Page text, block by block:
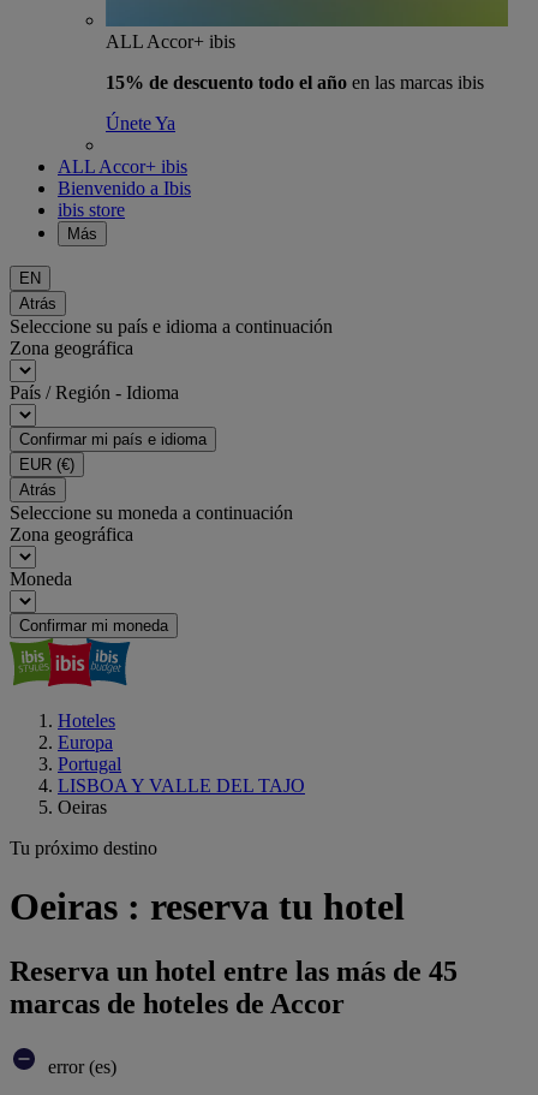
ALL Accor+ ibis
15% de descuento todo el año en las marcas ibis
Únete Ya
ALL Accor+ ibis
Bienvenido a Ibis
ibis store
Más
EN
Atrás
Seleccione su país e idioma a continuación
Zona geográfica
País / Región - Idioma
Confirmar mi país e idioma
EUR (€)
Atrás
Seleccione su moneda a continuación
Zona geográfica
Moneda
Confirmar mi moneda
Hoteles
Europa
Portugal
LISBOA Y VALLE DEL TAJO
Oeiras
Tu próximo destino
Oeiras : reserva tu hotel
Reserva un hotel entre las más de 45
marcas de hoteles de Accor
error (es)